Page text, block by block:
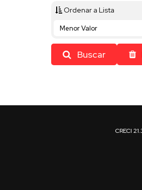
Ordenar a Lista
Buscar